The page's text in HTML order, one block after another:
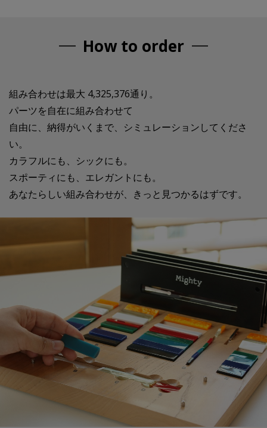
How to order
組み合わせは最大 4,325,376通り。
パーツを自在に組み合わせて
自由に、納得がいくまで、シミュレーションしてくださ
い。
カラフルにも、シックにも。
スポーティにも、エレガントにも。
あなたらしい組み合わせが、きっと見つかるはずです。